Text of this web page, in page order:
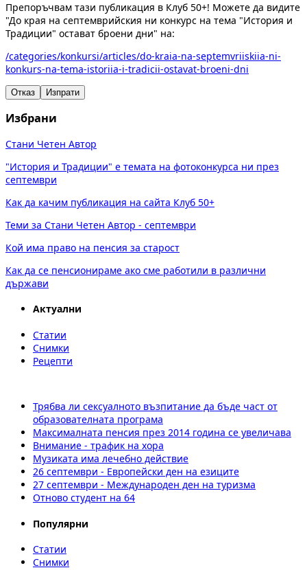
Препоръчвам тази публикация в Клуб 50+! Можете да видите
"До края на септемврийския ни конкурс на тема "История и
Традиции" остават броени дни" на:
/categories/konkursi/articles/do-kraia-na-septemvriiskiia-ni-
konkurs-na-tema-istoriia-i-tradicii-ostavat-broeni-dni
Отказ Изпрати
Избрани
Стани Четен Автор
"История и Традиции" е темата на фотоконкурса ни през
септември
Как да качим публикация на сайта Клуб 50+
Теми за Стани Четен Автор - септември
Кой има право на пенсия за старост
Как да се пенсионираме ако сме работили в различни
държави
Актуални
Статии
Снимки
Рецепти
Трябва ли сексуалното възпитание да бъде част от
образователната програма
Максималната пенсия през 2014 година се увеличава
Внимание - трафик на хора
Музиката има лечебно действие
26 септември - Европейски ден на езиците
27 септември - Международен ден на туризма
Отново студент на 64
Популярни
Статии
Снимки